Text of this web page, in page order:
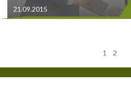
21.09.2015
1 2